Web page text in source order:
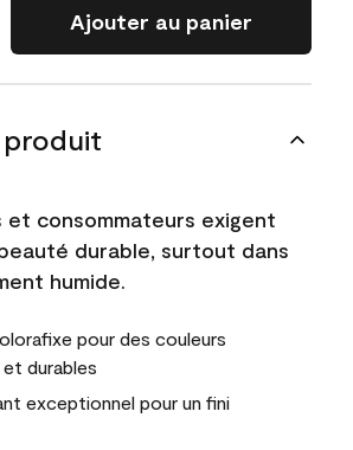
Ajouter au panier
produit
et consommateurs exigent
durable, surtout dans
humide.
pour des couleurs
durables
exceptionnel pour un fini